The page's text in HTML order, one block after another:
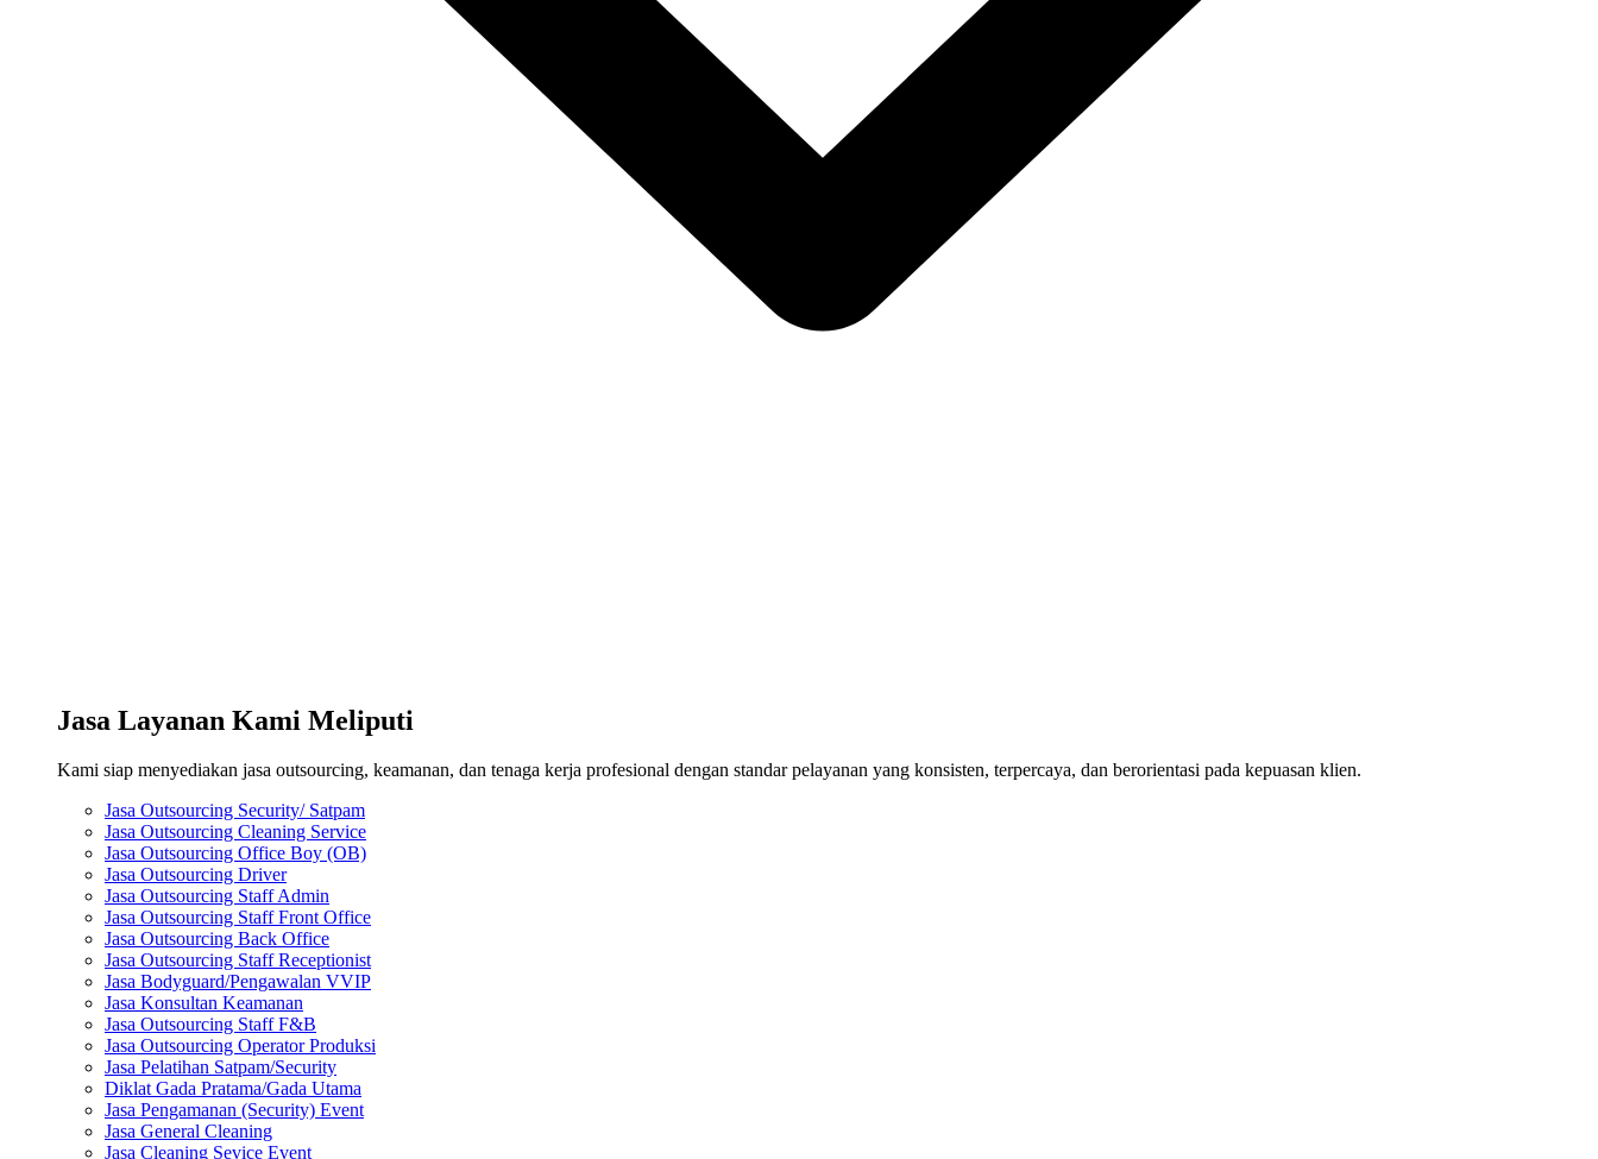
Jasa Layanan Kami Meliputi
Kami siap menyediakan jasa outsourcing, keamanan, dan tenaga kerja profesional dengan standar pelayanan yang konsisten, terpercaya, dan berorientasi pada kepuasan klien.
Jasa Outsourcing Security/ Satpam
Jasa Outsourcing Cleaning Service
Jasa Outsourcing Office Boy (OB)
Jasa Outsourcing Driver
Jasa Outsourcing Staff Admin
Jasa Outsourcing Staff Front Office
Jasa Outsourcing Back Office
Jasa Outsourcing Staff Receptionist
Jasa Bodyguard/Pengawalan VVIP
Jasa Konsultan Keamanan
Jasa Outsourcing Staff F&B
Jasa Outsourcing Operator Produksi
Jasa Pelatihan Satpam/Security
Diklat Gada Pratama/Gada Utama
Jasa Pengamanan (Security) Event
Jasa General Cleaning
Jasa Cleaning Sevice Event